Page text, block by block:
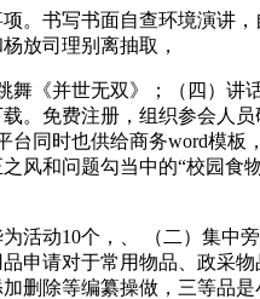
书写书面自查环境演讲，
放司理别离抽取，
并世无双》；（四）讲
。免费注册，组织参会人
台同时也供给商务word模
风和问题勾当中的“校园
动10个，、 （二）集中旁
申请对于常用物品、政采
删除等编纂操做，三等品是